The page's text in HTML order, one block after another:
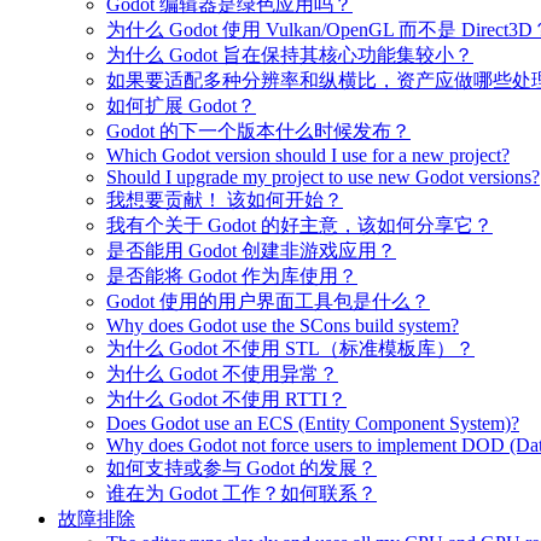
Godot 编辑器是绿色应用吗？
为什么 Godot 使用 Vulkan/OpenGL 而不是 Direct3D
为什么 Godot 旨在保持其核心功能集较小？
如果要适配多种分辨率和纵横比，资产应做哪些处
如何扩展 Godot？
Godot 的下一个版本什么时候发布？
Which Godot version should I use for a new project?
Should I upgrade my project to use new Godot versions?
我想要贡献！ 该如何开始？
我有个关于 Godot 的好主意，该如何分享它？
是否能用 Godot 创建非游戏应用？
是否能将 Godot 作为库使用？
Godot 使用的用户界面工具包是什么？
Why does Godot use the SCons build system?
为什么 Godot 不使用 STL（标准模板库）？
为什么 Godot 不使用异常？
为什么 Godot 不使用 RTTI？
Does Godot use an ECS (Entity Component System)?
Why does Godot not force users to implement DOD
如何支持或参与 Godot 的发展？
谁在为 Godot 工作？如何联系？
故障排除